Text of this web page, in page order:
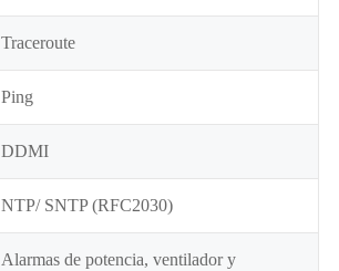
Traceroute
Ping
DDMI
NTP/ SNTP (RFC2030)
Alarmas de potencia, ventilador y